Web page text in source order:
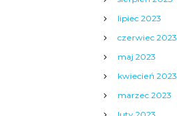
lipiec 2023
czerwiec 2023
maj 2023
kwiecień 2023
marzec 2023